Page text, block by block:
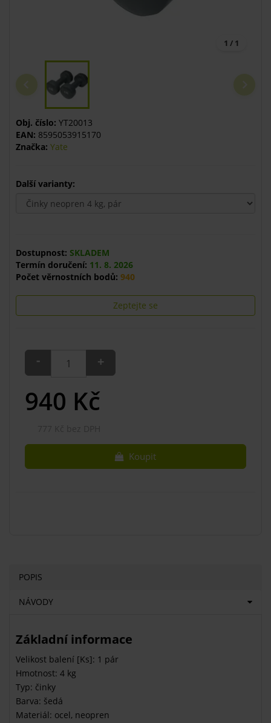
1 / 1
Obj. číslo: YT20013
EAN: 8595053915170
Značka: Yate
Další varianty:
Dostupnost: SKLADEM
Termín doručení: 11. 8. 2026
Počet věrnostních bodů: 940
Zeptejte se
- +
940 Kč
Koupit
POPIS
NÁVODY
Základní informace
Velikost balení [Ks]: 1 pár
Hmotnost: 4 kg
Typ: činky
Barva: šedá
Materiál: ocel, neopren